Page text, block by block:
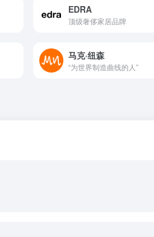
EDRA
顶级奢侈家居品牌
马克·纽森
“为世界制造曲线的人”